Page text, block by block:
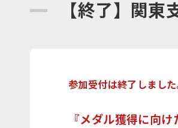
【終了】関
参加受付は終了しました
『メダル獲得に向